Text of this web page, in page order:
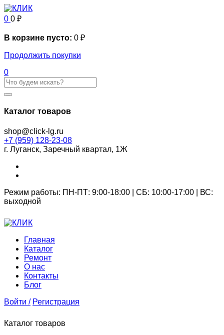
0 0 ₽
В корзине пусто: 0 ₽
Продолжить покупки
0
Каталог товаров
shop@click-lg.ru
+7 (959) 128-23-08
г. Луганск, Заречный квартал, 1Ж
Режим работы: ПН-ПТ: 9:00-18:00 | СБ: 10:00-17:00 | ВС:
выходной
Главная
Каталог
Ремонт
О нас
Контакты
Блог
Войти / Регистрация
Каталог товаров